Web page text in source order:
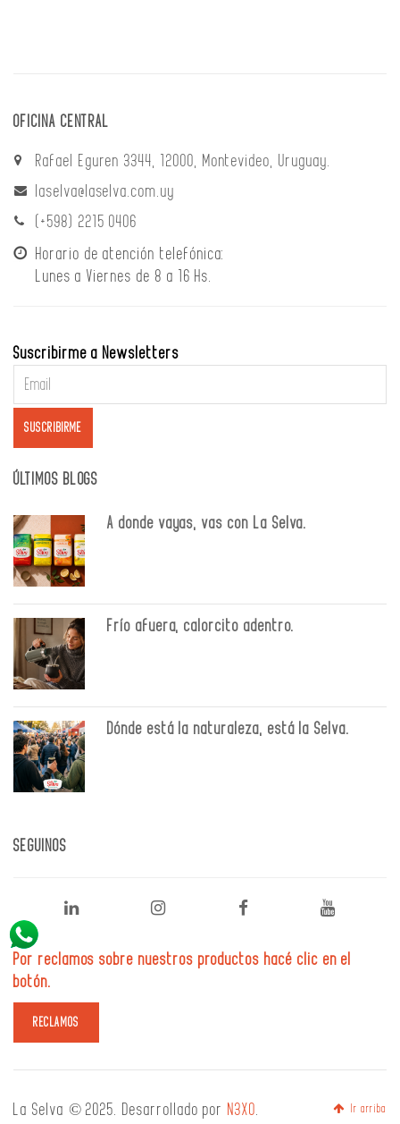
OFICINA CENTRAL
Rafael Eguren 3344, 12000, Montevideo, Uruguay.
laselva@laselva.com.uy
(+598) 2215 0406
Horario de atención telefónica:
Lunes a Viernes de 8 a 16 Hs.
Suscribirme a Newsletters
ÚLTIMOS BLOGS
A donde vayas, vas con La Selva.
Frío afuera, calorcito adentro.
Dónde está la naturaleza, está la Selva.
SEGUINOS
Por reclamos sobre nuestros productos hacé clic en el
botón.
La Selva © 2025. Desarrollado por N3XO.
Ir arriba